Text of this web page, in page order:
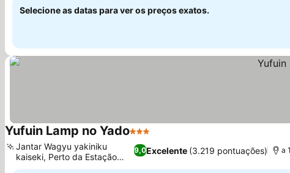
Selecione as datas para ver os preços exatos.
Yufuin Lamp no Yado3 Estrelas
9,0Excelente (3.219 pontuações)
Jantar Wagyu yakiniku
kaiseki, Perto da Estação
Yufuin
a